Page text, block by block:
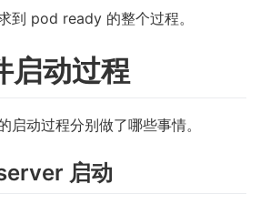
到 pod ready 的整个过程。
启动过程
启动过程分别做了哪些事情。
启动